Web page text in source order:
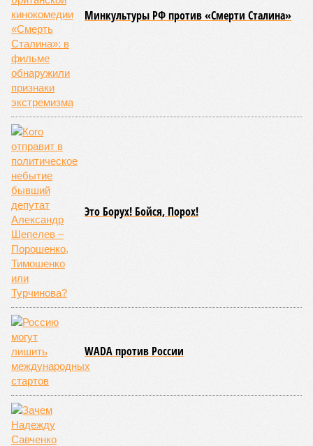
Минкультуры РФ против «Смерти Сталина»
Это Борух! Бойся, Порох!
WADA против России